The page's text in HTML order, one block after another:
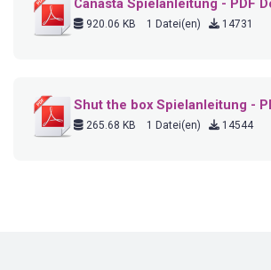
Canasta Spielanleitung - PDF
920.06 KB 1 Datei(en) 14731
Shut the box Spielanleitung -
265.68 KB 1 Datei(en) 14544